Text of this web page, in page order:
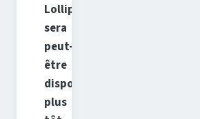
Lollipop
sera
peut-
être
disponible
plus